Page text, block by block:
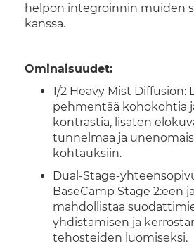
helpon integroinnin muiden
kanssa.
Ominaisuudet:
1/2 Heavy Mist Diffusion:
pehmentää kohokohtia
kontrastia, lisäten
tunnelmaa ja
kohtauksiin.
Dual-Stage-
BaseCamp Stage 2:een
mahdollistaa
yhdistämisen ja
tehosteiden luomiseksi.